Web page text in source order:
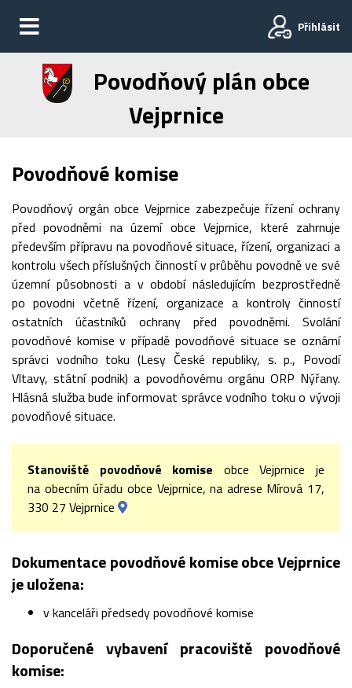
Přihlásit
Povodňový plán obce
Vejprnice
Povodňové komise
Povodňový orgán obce Vejprnice zabezpečuje řízení ochrany
před povodněmi na území obce Vejprnice, které zahrnuje
především přípravu na povodňové situace, řízení, organizaci a
kontrolu všech příslušných činností v průběhu povodně ve své
územní působnosti a v období následujícím bezprostředně
po povodni včetně řízení, organizace a kontroly činností
ostatních účastníků ochrany před povodněmi. Svolání
povodňové komise v případě povodňové situace se oznámí
správci vodního toku (Lesy České republiky, s. p., Povodí
Vltavy, státní podnik) a povodňovému orgánu ORP Nýřany.
Hlásná služba bude informovat správce vodního toku o vývoji
povodňové situace.
Stanoviště povodňové komise obce Vejprnice je
na obecním úřadu obce Vejprnice, na adrese Mírová 17,
330 27 Vejprnice
Dokumentace povodňové komise obce Vejprnice
je uložena:
v kanceláři předsedy povodňové komise
Doporučené vybavení pracoviště povodňové
komise: